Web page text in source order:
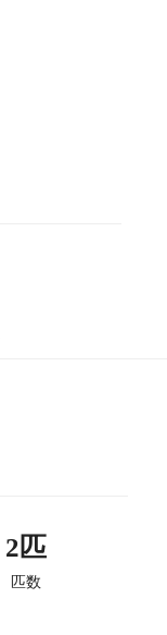
2匹
匹数